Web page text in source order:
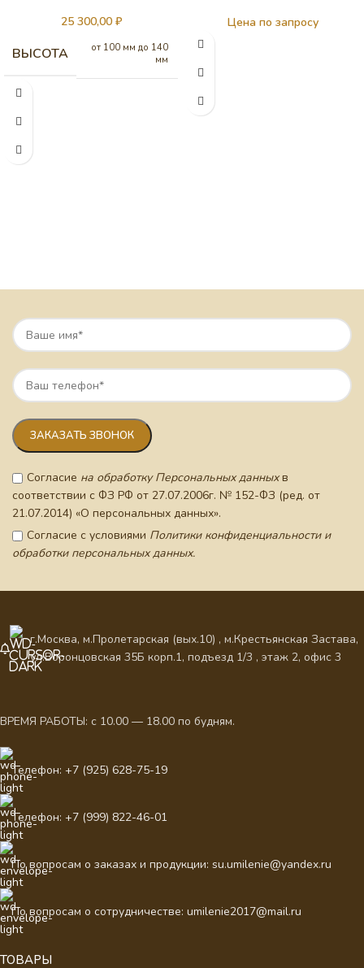
25 300,00 ₽
ВЫСОТА
от 100 мм до 140
мм
Цена по запросу
Согласие на обработку Персональных данныхв
соответствии с ФЗ РФ от 27.07.2006г. № 152-ФЗ (ред. от
21.07.2014) «О персональных данных».
Согласие с условиями Политики конфиденциальности и
обработки персональных данных.
г.Москва, м.Пролетарская (вых.10) , м.Крестьянская Застава,
ул.Воронцовская 35Б корп.1, подъезд 1/3 , этаж 2, офис 3
ВРЕМЯ РАБОТЫ: с 10.00 — 18.00 по будням.
Телефон: +7 (925) 628-75-19
Телефон: +7 (999) 822-46-01
По вопросам о заказах и продукции: su.umilenie@yandex.ru
По вопросам о сотрудничестве: umilenie2017@mail.ru
ТОВАРЫ